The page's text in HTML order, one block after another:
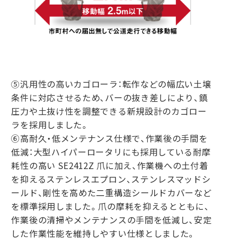
⑤汎⽤性の⾼いカゴローラ：転作などの幅広い⼟壌
条件に対応させるため、バーの抜き差しにより、鎮
圧⼒や⼟抜け性を調整できる新規設計のカゴロー
ラを採⽤しました。
⑥⾼耐久・低メンテナンス仕様で、作業後の⼿間を
低減：⼤型ハイパーロータリにも採⽤している耐摩
耗性の⾼い SE2412Z ⽖に加え、作業機への⼟付着
を抑えるステンレスエプロン、ステンレスマッドシ
ールド、剛性を⾼めた⼆重構造シールドカバーなど
を標準採⽤しました。⽖の摩耗を抑えるとともに、
作業後の清掃やメンテナンスの⼿間を低減し、安定
した作業性能を維持しやすい仕様としました。